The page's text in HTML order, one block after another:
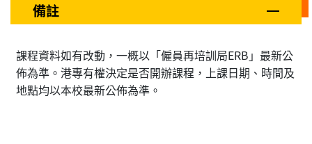
備註
課程資料如有改動，一概以「僱員再培訓局ERB」最新公
佈為準。港專有權決定是否開辦課程，上課日期、時間及
地點均以本校最新公佈為準。